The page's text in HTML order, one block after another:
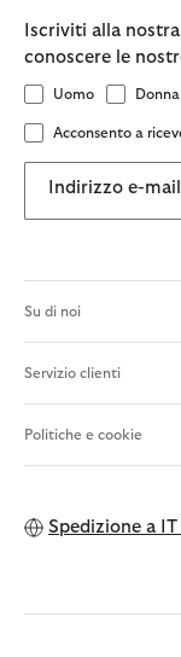
Iscriviti alla
conoscere le
Uomo Donna
Acconsento a
Indirizzo e-mail
Su di noi
Servizio clienti
Politiche e cookie
Spedizione a